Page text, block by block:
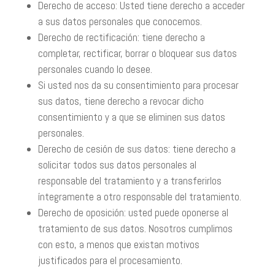
Derecho de acceso: Usted tiene derecho a acceder
a sus datos personales que conocemos.
Derecho de rectificación: tiene derecho a
completar, rectificar, borrar o bloquear sus datos
personales cuando lo desee.
Si usted nos da su consentimiento para procesar
sus datos, tiene derecho a revocar dicho
consentimiento y a que se eliminen sus datos
personales.
Derecho de cesión de sus datos: tiene derecho a
solicitar todos sus datos personales al
responsable del tratamiento y a transferirlos
íntegramente a otro responsable del tratamiento.
Derecho de oposición: usted puede oponerse al
tratamiento de sus datos. Nosotros cumplimos
con esto, a menos que existan motivos
justificados para el procesamiento.